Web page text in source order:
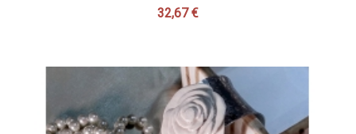
Precio
32,67 €